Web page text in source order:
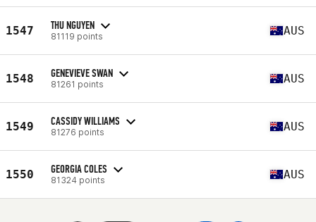
1547 THU NGUYEN
81119 points AUS
1548 GENEVIEVE SWAN
81261 points AUS
1549 CASSIDY WILLIAMS
81276 points AUS
1550 GEORGIA COLES
81324 points AUS